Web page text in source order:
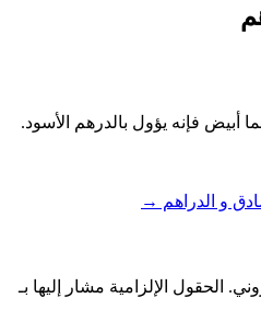
أبيض فإنه يؤول بالدرهم الأسود.
و الدراهم →
الحقول الإلزامية مشار إليها بـ